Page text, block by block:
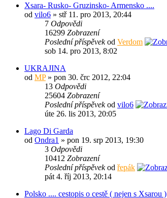
Xsara- Rusko- Gruzinsko- Armensko ....
od vilo6 » stř 11. pro 2013, 20:44
7 Odpovědi
16299 Zobrazení
Poslední příspěvekod Verdom
sob 14. pro 2013, 8:02
UKRAJINA
od MP» pon 30. črc 2012, 22:04
13 Odpovědi
25604 Zobrazení
Poslední příspěvekod vilo6
úte 26. lis 2013, 20:05
Lago Di Garda
od Ondra1 » pon 19. srp 2013, 19:30
3 Odpovědi
10412 Zobrazení
Poslední příspěvekod řepák
pát 4. říj 2013, 20:14
Polsko .... cestopis o cestě ( nejen s Xsarou )